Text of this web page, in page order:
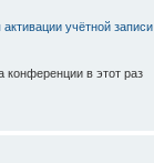
учётной записи
в этот раз